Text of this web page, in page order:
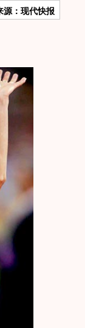
源：现代快报